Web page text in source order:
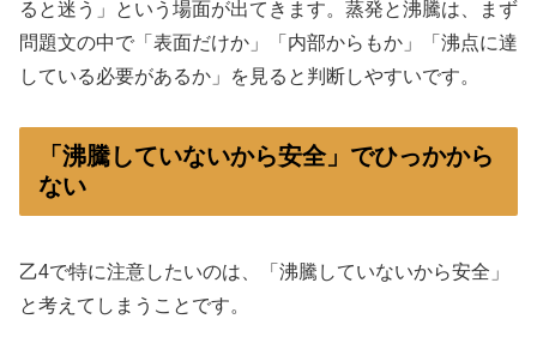
ると迷う」という場面が出てきます。蒸発と沸騰は、まず
問題文の中で「表面だけか」「内部からもか」「沸点に達
している必要があるか」を見ると判断しやすいです。
「沸騰していないから安全」でひっかから
ない
乙4で特に注意したいのは、「沸騰していないから安全」
と考えてしまうことです。